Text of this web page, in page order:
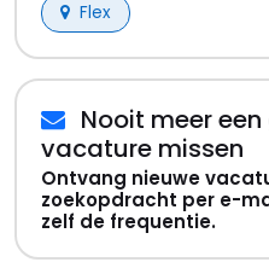
Flex
Nooit meer
vacature missen
Ontvang nieuwe
zoekopdracht per e-
zelf de frequentie.